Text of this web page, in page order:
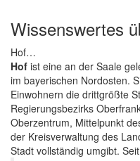
Wissenswertes
Hof…
Hof ist eine an der Saale
im bayerischen Nordosten.
Einwohnern die drittgrößte
Regierungsbezirks
Oberzentrum, Mittelpunkt
der Kreisverwaltung des
Stadt vollständig umgibt.